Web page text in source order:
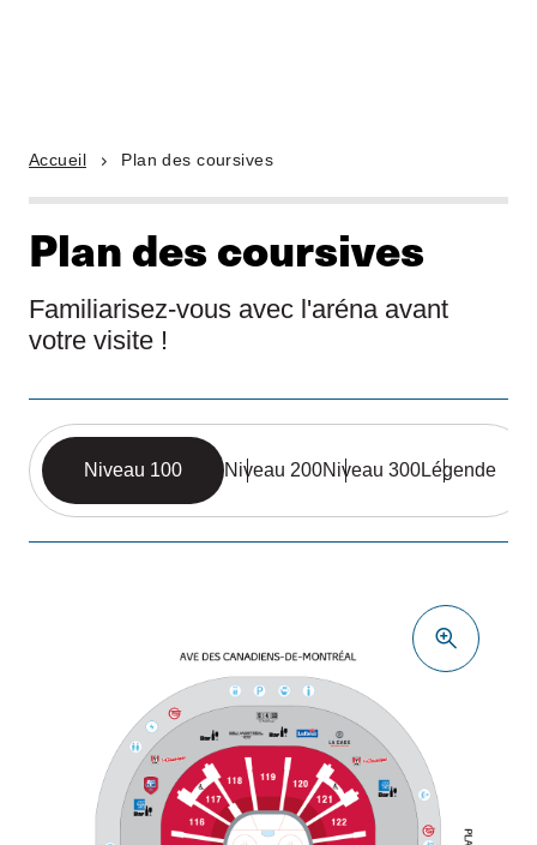
Accueil Plan des coursives
Plan des coursives
Familiarisez-vous avec l'aréna avant
votre visite !
Niveau 100 Niveau 200Niveau 300Légende